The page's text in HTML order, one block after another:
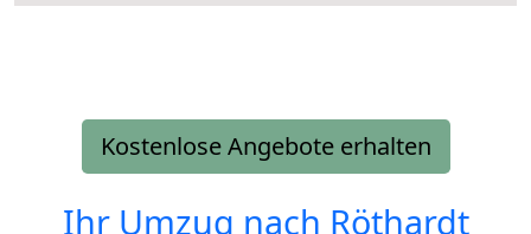
Kostenlose Angebote erhalten
Ihr Umzug nach Röthardt